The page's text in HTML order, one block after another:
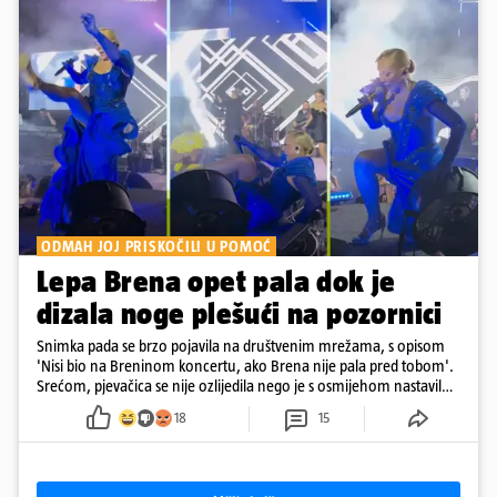
ODMAH JOJ PRISKOČILI U POMOĆ
Lepa Brena opet pala dok je
dizala noge plešući na pozornici
Snimka pada se brzo pojavila na društvenim mrežama, s opisom
'Nisi bio na Breninom koncertu, ako Brena nije pala pred tobom'.
Srećom, pjevačica se nije ozlijedila nego je s osmijehom nastavila
18 15